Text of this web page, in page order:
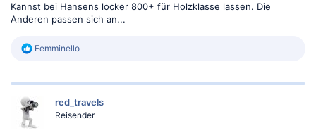
Kannst bei Hansens locker 800+ für Holzklasse lassen. Die
Anderen passen sich an...
R
k
i
n
Femminello
red_travels
Reisender